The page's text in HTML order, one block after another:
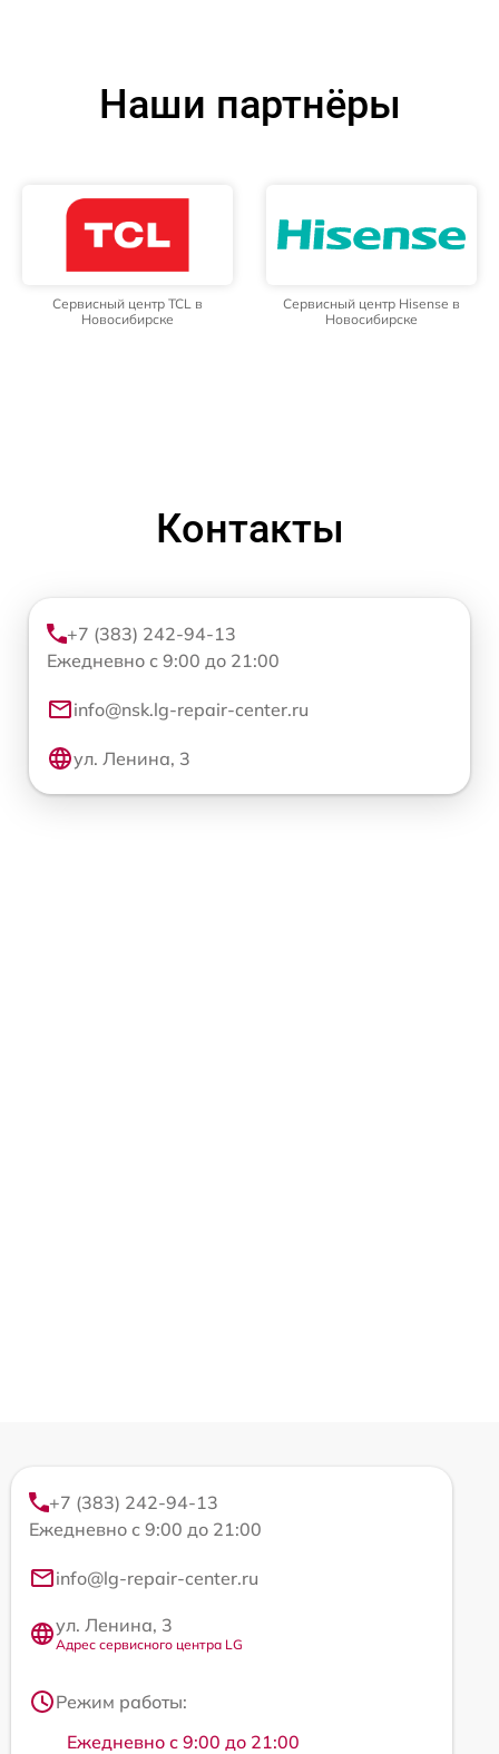
Наши партнёры
Сервисный центр TCL в
Новосибирске
Сервисный центр Hisense в
Новосибирске
Контакты
+7 (383) 242-94-13
Ежедневно с 9:00 до 21:00
info@nsk.lg-repair-center.ru
ул. Ленина, 3
+7 (383) 242-94-13
Ежедневно с 9:00 до 21:00
info@lg-repair-center.ru
ул. Ленина, 3
Адрес сервисного центра LG
Режим работы:
Ежедневно с 9:00 до 21:00